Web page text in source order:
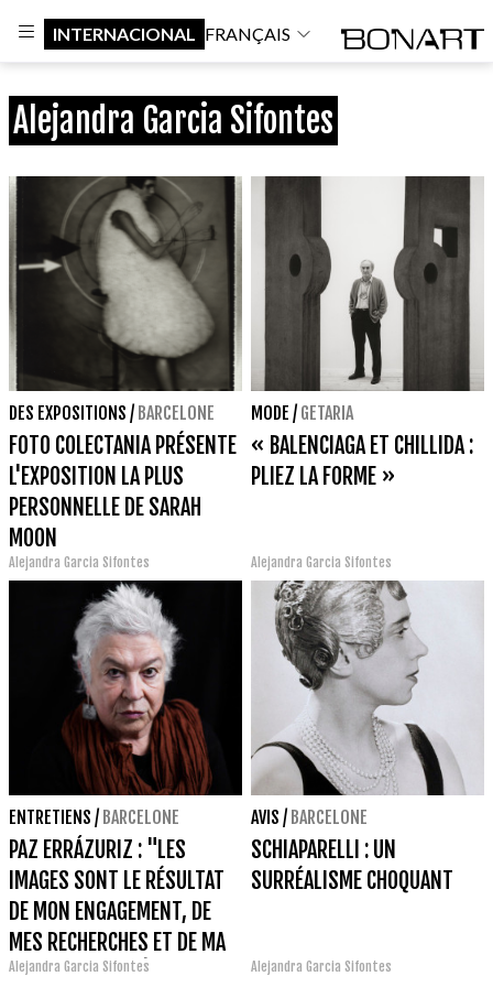
INTERNACIONAL FRANÇAIS
Alejandra Garcia Sifontes
DES EXPOSITIONS / BARCELONE
FOTO COLECTANIA PRÉSENTE
L'EXPOSITION LA PLUS
PERSONNELLE DE SARAH
MOON
Alejandra Garcia Sifontes
MODE / GETARIA
« BALENCIAGA ET CHILLIDA :
PLIEZ LA FORME »
Alejandra Garcia Sifontes
ENTRETIENS / BARCELONE
PAZ ERRÁZURIZ : "LES
IMAGES SONT LE RÉSULTAT
DE MON ENGAGEMENT, DE
MES RECHERCHES ET DE MA
FAÇON DE CONNAÎTRE LA
Alejandra Garcia Sifontes
AVIS / BARCELONE
SCHIAPARELLI : UN
SURRÉALISME CHOQUANT
Alejandra Garcia Sifontes